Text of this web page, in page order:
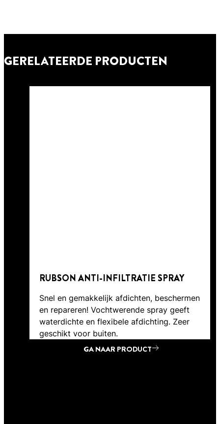
GERELATEERDE PRODUCTEN
RUBSON ANTI-INFILTRATIE SPRAY
Snel en gemakkelijk afdichten, beschermen
en repareren! Vochtwerende spray geeft
waterdichte en flexibele afdichting. Zeer
geschikt voor buiten.
GA NAAR PRODUCT